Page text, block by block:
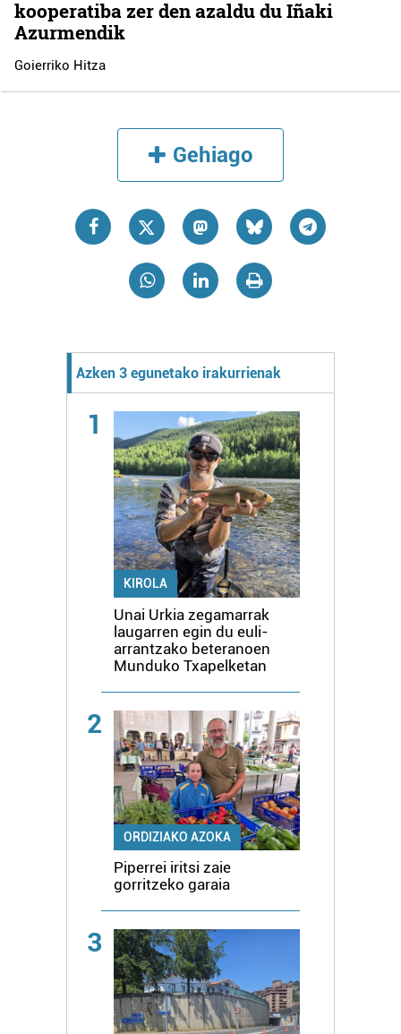
kooperatiba zer den azaldu du Iñaki
Azurmendik
Goierriko Hitza
Gehiago
Azken 3 egunetako irakurrienak
1
KIROLA
Unai Urkia zegamarrak
laugarren egin du euli-
arrantzako beteranoen
Munduko Txapelketan
2
ORDIZIAKO AZOKA
Piperrei iritsi zaie
gorritzeko garaia
3